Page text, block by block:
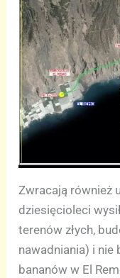
Zwracają również
dziesięcioleci
terenów złych,
nawadniania) i
bananów w El